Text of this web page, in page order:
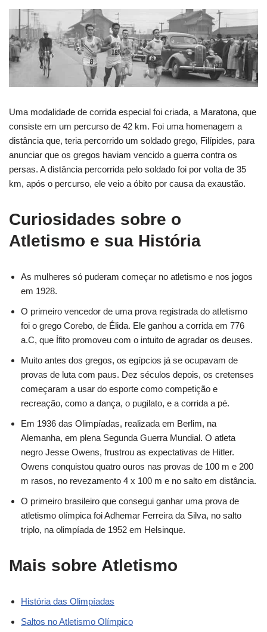
Uma modalidade de corrida especial foi criada, a Maratona, que
consiste em um percurso de 42 km. Foi uma homenagem a
distância que, teria percorrido um soldado grego, Filípides, para
anunciar que os gregos haviam vencido a guerra contra os
persas. A distância percorrida pelo soldado foi por volta de 35
km, após o percurso, ele veio a óbito por causa da exaustão.
Curiosidades sobre o
Atletismo e sua História
As mulheres só puderam começar no atletismo e nos jogos
em 1928.
O primeiro vencedor de uma prova registrada do atletismo
foi o grego Corebo, de Élida. Ele ganhou a corrida em 776
a.C, que Ífito promoveu com o intuito de agradar os deuses.
Muito antes dos gregos, os egípcios já se ocupavam de
provas de luta com paus. Dez séculos depois, os cretenses
começaram a usar do esporte como competição e
recreação, como a dança, o pugilato, e a corrida a pé.
Em 1936 das Olimpíadas, realizada em Berlim, na
Alemanha, em plena Segunda Guerra Mundial. O atleta
negro Jesse Owens, frustrou as expectativas de Hitler.
Owens conquistou quatro ouros nas provas de 100 m e 200
m rasos, no revezamento 4 x 100 m e no salto em distância.
O primeiro brasileiro que consegui ganhar uma prova de
atletismo olímpica foi Adhemar Ferreira da Silva, no salto
triplo, na olimpíada de 1952 em Helsinque.
Mais sobre Atletismo
História das Olimpíadas
Saltos no Atletismo Olímpico